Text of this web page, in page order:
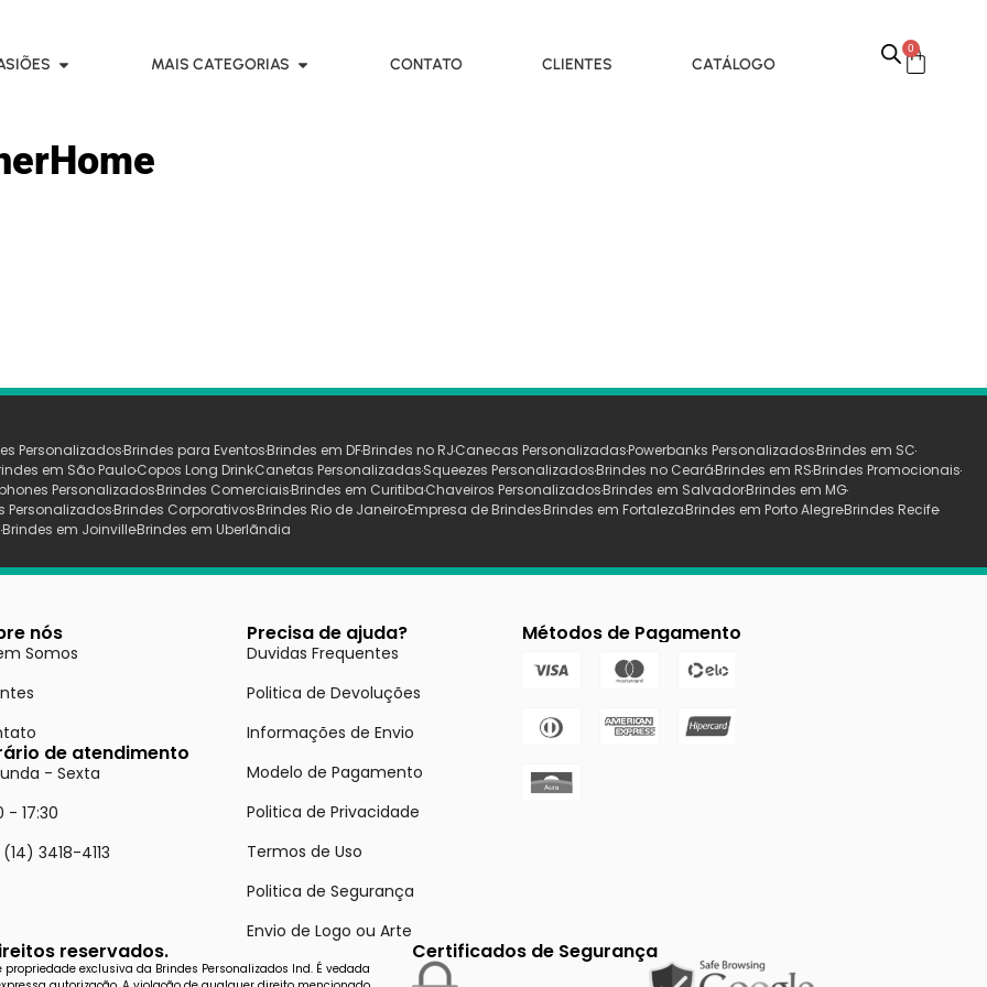
MAIS CATEGORIAS CONTATO CLIENTES CATÁLOGO
0
PersonalizadosBrindes para EventosBrindes em DFBrindes no RJCanecas PersonalizadasPowerbanks PersonalizadosBrindes em SC
em São PauloCopos Long DrinkCanetas PersonalizadasSqueezes PersonalizadosBrindes no CearáBrindes em RSBrindes Promocionais
PersonalizadosBrindes ComerciaisBrindes em CuritibaChaveiros PersonalizadosBrindes em SalvadorBrindes em MG
PersonalizadosBrindes CorporativosBrindes Rio de JaneiroEmpresa de BrindesBrindes em FortalezaBrindes em Porto AlegreBrindes Recife
Brindes em JoinvilleBrindes em Uberlãndia
nós
Somos
de atendimento
- Sexta
- 17:30
3418-4113
Precisa de ajuda?
Duvidas Frequentes
Politica de Devoluções
Informações de Envio
Modelo de Pagamento
Politica de Privacidade
Termos de Uso
Politica de Segurança
Envio de Logo ou Arte
Métodos de Pagamento
reservados.
exclusiva da Brindes Personalizados Ind. É vedada
Certificados de Segurança